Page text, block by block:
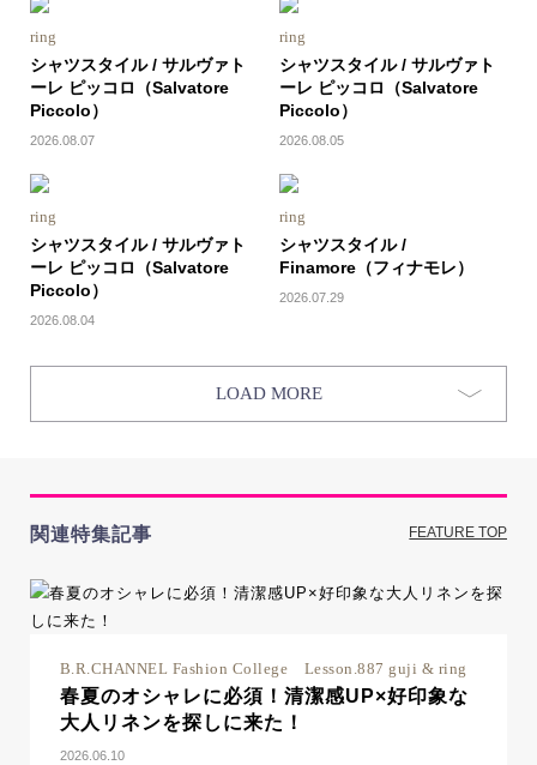
ring
シャツスタイル / サルヴァト
ーレ ピッコロ（Salvatore
Piccolo）
2026.08.07
ring
シャツスタイル / サルヴァト
ーレ ピッコロ（Salvatore
Piccolo）
2026.08.05
ring
シャツスタイル / サルヴァト
ーレ ピッコロ（Salvatore
Piccolo）
2026.08.04
ring
シャツスタイル /
Finamore（フィナモレ）
2026.07.29
LOAD MORE
関連特集記事 FEATURE TOP
B.R.CHANNEL Fashion College Lesson.887 guji & ring
春夏のオシャレに必須！清潔感UP×好印象な
大人リネンを探しに来た！
2026.06.10